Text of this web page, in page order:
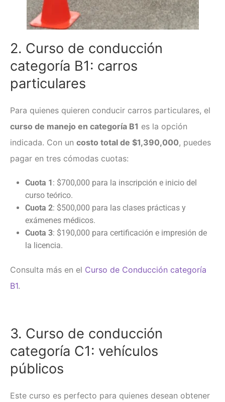
2. Curso de conducción
categoría B1: carros
particulares
Para quienes quieren conducir carros particulares, el
curso de manejo en categoría B1 es la opción
indicada. Con un costo total de $1,390,000, puedes
pagar en tres cómodas cuotas:
Cuota 1: $700,000 para la inscripción e inicio del
curso teórico.
Cuota 2: $500,000 para las clases prácticas y
exámenes médicos.
Cuota 3: $190,000 para certificación e impresión de
la licencia.
Consulta más en el Curso de Conducción categoría
B1.
3. Curso de conducción
categoría C1: vehículos
públicos
Este curso es perfecto para quienes desean obtener